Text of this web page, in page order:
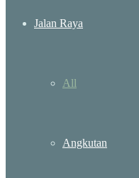
Jalan Raya
All
Angkutan